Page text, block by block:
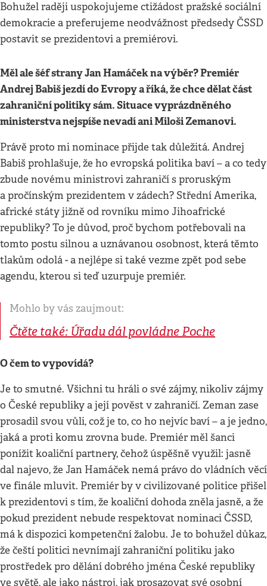
Bohužel raději uspokojujeme ctižádost pražské sociální
demokracie a preferujeme neodvážnost předsedy ČSSD
postavit se prezidentovi a premiérovi.
Měl ale šéf strany Jan Hamáček na výběr? Premiér
Andrej Babiš jezdí do Evropy a říká, že chce dělat část
zahraniční politiky sám. Situace vyprázdněného
ministerstva nejspíše nevadí ani Miloši Zemanovi.
Právě proto mi nominace přijde tak důležitá. Andrej
Babiš prohlašuje, že ho evropská politika baví – a co tedy
zbude novému ministrovi zahraničí s proruským
a pročínským prezidentem v zádech? Střední Amerika,
africké státy jižně od rovníku mimo Jihoafrické
republiky? To je důvod, proč bychom potřebovali na
tomto postu silnou a uznávanou osobnost, která těmto
tlakům odolá - a nejlépe si také vezme zpět pod sebe
agendu, kterou si teď uzurpuje premiér.
Mohlo by vás zaujmout:
Čtěte také: Úřadu dál povládne Poche
O čem to vypovídá?
Je to smutné. Všichni tu hráli o své zájmy, nikoliv zájmy
o České republiky a její pověst v zahraničí. Zeman zase
prosadil svou vůli, což je to, co ho nejvíc baví – a je jedno,
jaká a proti komu zrovna bude. Premiér měl šanci
ponížit koaliční partnery, čehož úspěšně využil: jasně
dal najevo, že Jan Hamáček nemá právo do vládních věcí
ve finále mluvit. Premiér by v civilizované politice přišel
k prezidentovi s tím, že koaliční dohoda zněla jasně, a že
pokud prezident nebude respektovat nominaci ČSSD,
má k dispozici kompetenční žalobu. Je to bohužel důkaz,
že čeští politici nevnímají zahraniční politiku jako
prostředek pro dělání dobrého jména České republiky
ve světě, ale jako nástroj, jak prosazovat své osobní